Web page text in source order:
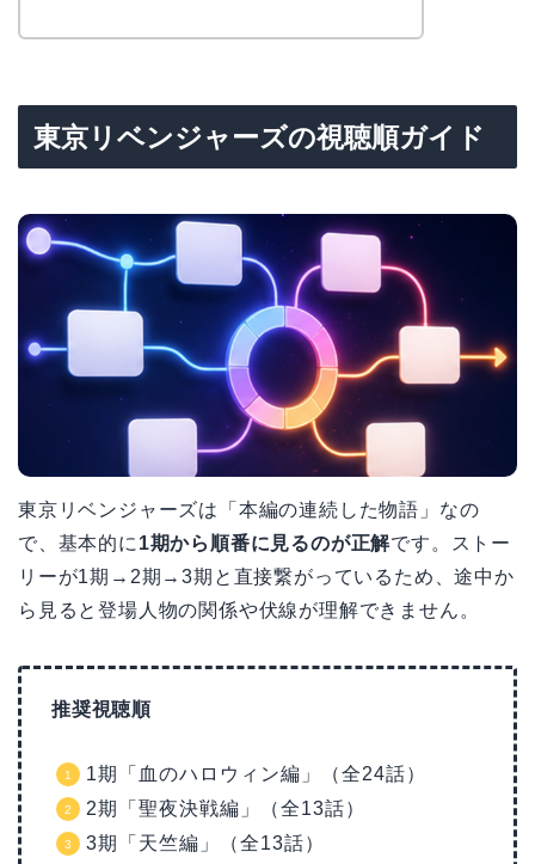
東京リベンジャーズの視聴順ガイド
東京リベンジャーズは「本編の連続した物語」なの
で、基本的に 1期から順番に見るのが正解です。ストー
リーが1期→2期→3期と直接繋がっているため、途中か
ら見ると登場人物の関係や伏線が理解できません。
推奨視聴順
1期「血のハロウィン編」（全24話）
2期「聖夜決戦編」（全13話）
3期「天竺編」（全13話）